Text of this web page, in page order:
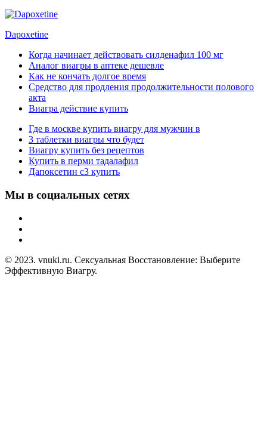
Dapoxetine
Когда начинает действовать силденафил 100 мг
Аналог виагры в аптеке дешевле
Как не кончать долгое время
Средство для продления продолжительности полового
акта
Виагра действие купить
Где в москве купить виагру для мужчин в
3 таблетки виагры что будет
Виагру купить без рецептов
Купить в перми тадалафил
Дапоксетин с3 купить
Мы в социальных сетях
© 2023. vnuki.ru. Сексуальная Восстановление: Выберите
Эффективную Виагру.